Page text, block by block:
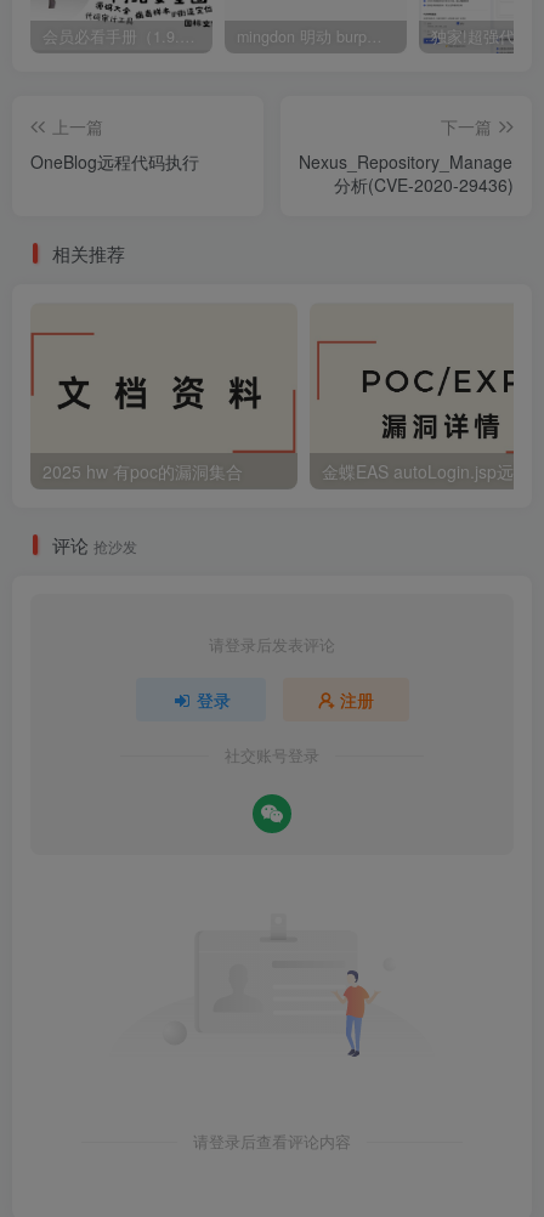
会员必看手册（1.9.0版本 26.4.5更新） mingdon 明动 burp插件0.2.6版本 本地时间校验去除版
上一篇
OneBlog远程代码执行
下一篇
分析(CVE-2020-29436)
相关推荐
2025 hw 有poc的漏洞集合
评论 抢沙发
请登录后发表评论
登录 注册
社交账号登录
请登录后查看评论内容